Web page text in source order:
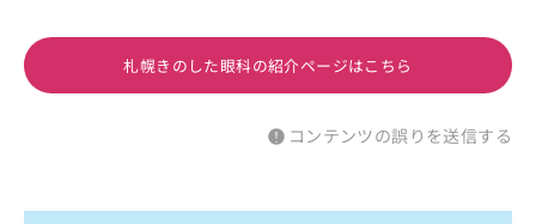
札幌きのした眼科の紹介ページはこちら
コンテンツの誤りを送信する